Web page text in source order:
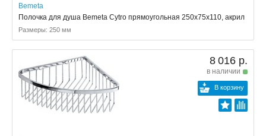
Bemeta
Полочка для душа Bemeta Cytro прямоугольная 250x75x110, акрил
Размеры: 250 мм
8 016 р.
в наличии
В корзину